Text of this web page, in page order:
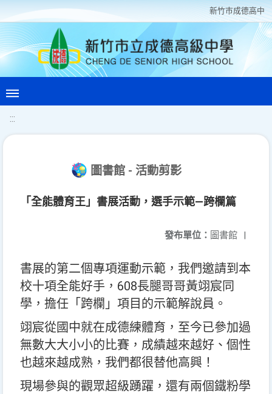
新竹巿成德高中
:::
圖書館 - 活動剪影
「全能體育王」書展活動，選手示範—跨欄篇
發布單位： 圖書館 |
書展的第二個專項運動示範，我們邀請到本
校十項全能好手，608長腿哥哥黃翊宸同
學，擔任「跨欄」項目的示範解說員。
翊宸從國中就在成德練體育，至今已參加過
無數大大小小的比賽，成績越來越好、個性
也越來越成熟，我們都很替他高興！
現場參與的觀眾超級踴躍，還有兩個鐵粉學